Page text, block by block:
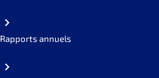
Rapports annuels